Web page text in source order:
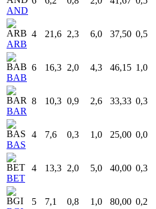
AND
ARB
4 21,6 2,3 6,0 37,50 0,5
BAB
6 16,3 2,0 4,3 46,15 1,0
BAR
8 10,3 0,9 2,6 33,33 0,3
BAS
4 7,6 0,3 1,0 25,00 0,0
BET
4 13,3 2,0 5,0 40,00 0,3
5 7,1 0,8 1,0 80,00 0,2